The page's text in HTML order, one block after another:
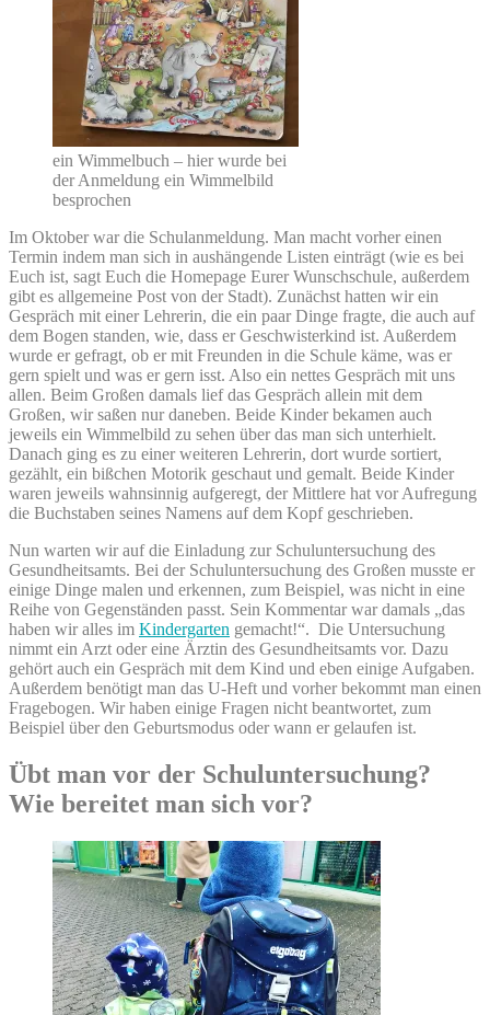
ein Wimmelbuch – hier wurde bei
der Anmeldung ein Wimmelbild
besprochen
Im Oktober war die Schulanmeldung. Man macht vorher einen
Termin indem man sich in aushängende Listen einträgt (wie es bei
Euch ist, sagt Euch die Homepage Eurer Wunschschule, außerdem
gibt es allgemeine Post von der Stadt). Zunächst hatten wir ein
Gespräch mit einer Lehrerin, die ein paar Dinge fragte, die auch auf
dem Bogen standen, wie, dass er Geschwisterkind ist. Außerdem
wurde er gefragt, ob er mit Freunden in die Schule käme, was er
gern spielt und was er gern isst. Also ein nettes Gespräch mit uns
allen. Beim Großen damals lief das Gespräch allein mit dem
Großen, wir saßen nur daneben. Beide Kinder bekamen auch
jeweils ein Wimmelbild zu sehen über das man sich unterhielt.
Danach ging es zu einer weiteren Lehrerin, dort wurde sortiert,
gezählt, ein bißchen Motorik geschaut und gemalt. Beide Kinder
waren jeweils wahnsinnig aufgeregt, der Mittlere hat vor Aufregung
die Buchstaben seines Namens auf dem Kopf geschrieben.
Nun warten wir auf die Einladung zur Schuluntersuchung des
Gesundheitsamts. Bei der Schuluntersuchung des Großen musste er
einige Dinge malen und erkennen, zum Beispiel, was nicht in eine
Reihe von Gegenständen passt. Sein Kommentar war damals „das
haben wir alles im Kindergarten gemacht!“. Die Untersuchung
nimmt ein Arzt oder eine Ärztin des Gesundheitsamts vor. Dazu
gehört auch ein Gespräch mit dem Kind und eben einige Aufgaben.
Außerdem benötigt man das U-Heft und vorher bekommt man einen
Fragebogen. Wir haben einige Fragen nicht beantwortet, zum
Beispiel über den Geburtsmodus oder wann er gelaufen ist.
Übt man vor der Schuluntersuchung?
Wie bereitet man sich vor?